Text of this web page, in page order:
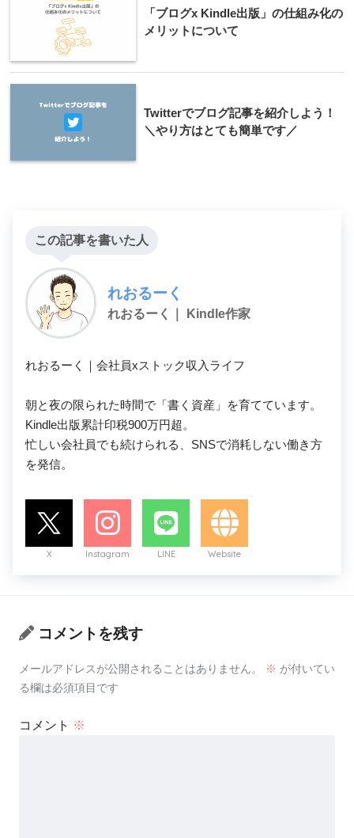
「ブログx Kindle出版」の仕組み化の
メリットについて
Twitterでブログ記事を紹介しよう！
＼やり方はとても簡単です／
この記事を書いた人
れおるーく
れおるーく｜ Kindle作家
れおるーく｜会社員xストック収入ライフ
朝と夜の限られた時間で「書く資産」を育てています。
Kindle出版累計印税900万円超。
忙しい会社員でも続けられる、SNSで消耗しない働き方
を発信。
X Instagram LINE Website
コメントを残す
メールアドレスが公開されることはありません。 ※ が付いてい
る欄は必須項目です
コメント ※